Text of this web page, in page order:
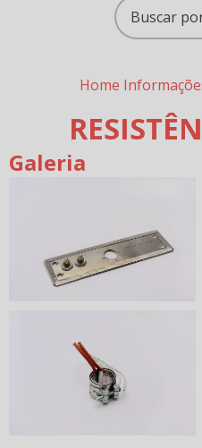
Home
Galeria